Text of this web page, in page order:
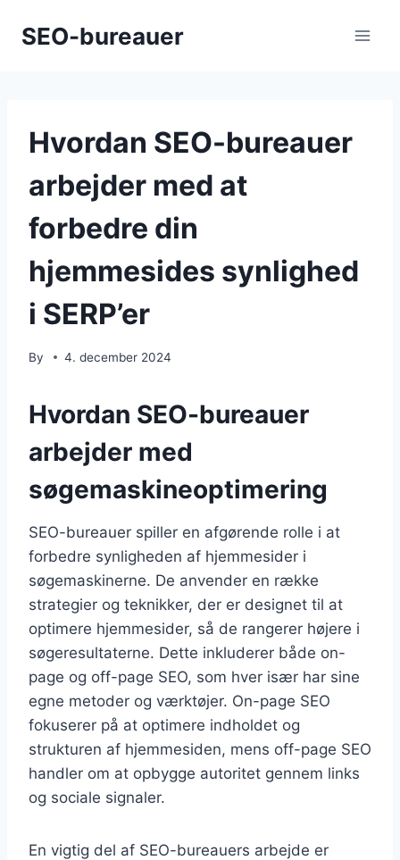
SEO-bureauer
Hvordan SEO-bureauer
arbejder med at
forbedre din
hjemmesides synlighed
i SERP’er
By 4. december 2024
Hvordan SEO-bureauer
arbejder med
søgemaskineoptimering
SEO-bureauer spiller en afgørende rolle i at
forbedre synligheden af hjemmesider i
søgemaskinerne. De anvender en række
strategier og teknikker, der er designet til at
optimere hjemmesider, så de rangerer højere i
søgeresultaterne. Dette inkluderer både on-
page og off-page SEO, som hver især har sine
egne metoder og værktøjer. On-page SEO
fokuserer på at optimere indholdet og
strukturen af hjemmesiden, mens off-page SEO
handler om at opbygge autoritet gennem links
og sociale signaler.
En vigtig del af SEO-bureauers arbejde er